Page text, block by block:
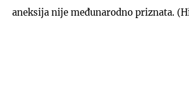
aneksija nije međunarodno priznata.